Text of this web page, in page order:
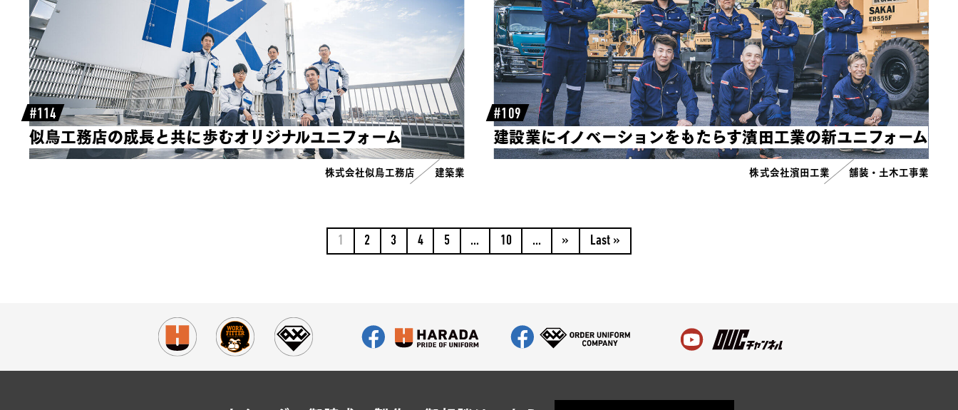
#114
似鳥工務店の成長と共に歩むオリジナルユニフォーム
株式会社似鳥工務店 建築業
#109
建設業にイノベーションをもたらす濱田工業の新ユニフォーム
株式会社濱田工業 舗装・土木工事業
1 2 3 4 5 ... 10 ... » Last »